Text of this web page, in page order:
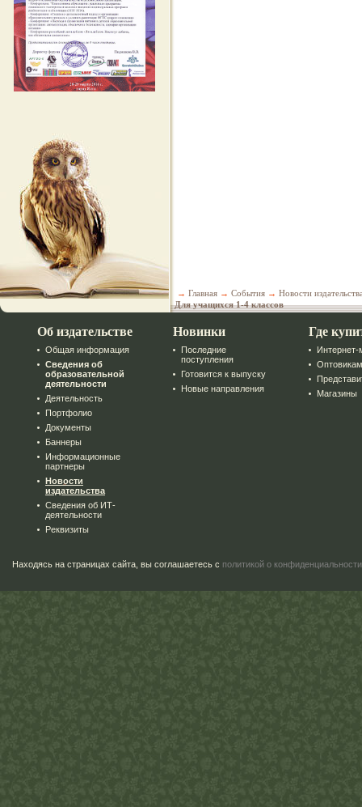
→ Главная → События → Новости
Для учащихся 1-4 классов
Об издательстве
Общая информация
Сведения об
образовательной
деятельности
Деятельность
Портфолио
Документы
Баннеры
Информационные
партнеры
Новости
издательства
Сведения об ИТ-
деятельности
Реквизиты
Новинки
Последние
поступления
Готовится к выпуску
Новые направления
Где
Интернет-
Оптовикам
Магазины
Находясь на страницах сайта, вы соглашаетесь с политикой о конфиденциальности